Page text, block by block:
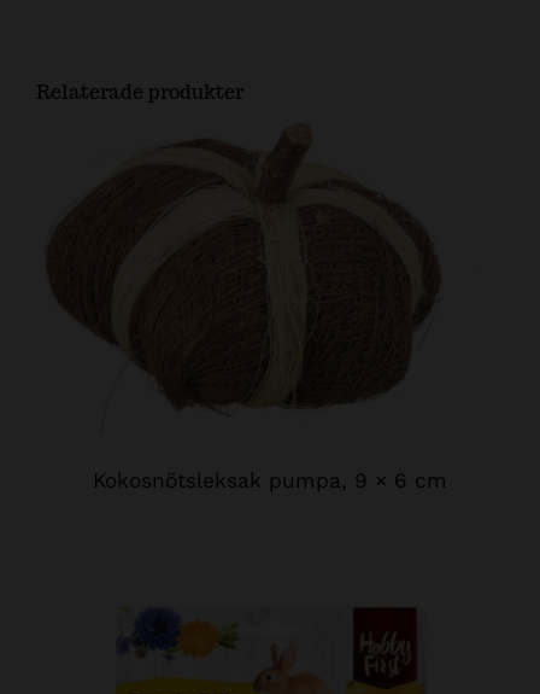
Relaterade produkter
Kokosnötsleksak pumpa, 9 × 6 cm